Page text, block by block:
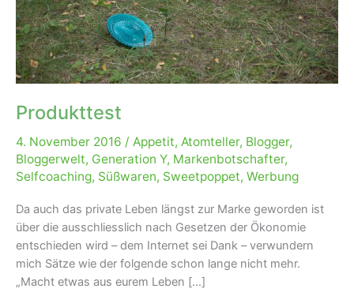
Produkttest
4. November 2016 / Appetit, Atomteller, Blogger,
Bloggerwelt, Generation Y, Markenbotschafter,
Selfcoaching, Süßwaren, Sweetpoppet, Werbung
Da auch das private Leben längst zur Marke geworden ist
über die ausschliesslich nach Gesetzen der Ökonomie
entschieden wird – dem Internet sei Dank – verwundern
mich Sätze wie der folgende schon lange nicht mehr.
„Macht etwas aus eurem Leben […]